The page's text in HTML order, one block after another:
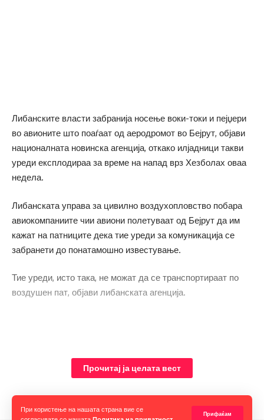
При користење на нашата страна вие се
Прифаќам
Либанските власти забранија носење воки-токи и пејџери
во авионите што поаѓаат од аеродромот во Бејрут, објави
националната новинска агенција, откако илјадници такви
уреди експлодираа за време на напад врз Хезболах оваа
недела.
Либанската управа за цивилно воздухопловство побара
авиокомпаниите чии авиони полетуваат од Бејрут да им
кажат на патниците дека тие уреди за комуникација се
забранети до понатамошно известување.
Тие уреди, исто така, не можат да се транспортираат по
воздушен пат, објави либанската агенција.
Прочитај ја целата вест